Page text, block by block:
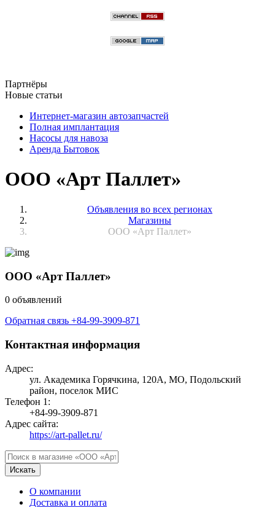
Партнёры
Новые статьи
Интернет-магазин автозапчастей
Полная имплантация
Насосы для навоза
Аренда Бытовок
ООО «Арт Паллет»
Объявления во всех регионах
Магазины
ООО «Арт Паллет»
ООО «Арт Паллет»
0 объявлений
Обратная связь +84-99-3909-871
Контактная информация
Адрес:
ул. Академика Горячкина, 120А, МО, Подольский
район, поселок МИС
Телефон 1:
+84-99-3909-871
Адрес сайта:
https://art-pallet.ru/
Искать
О компании
Доставка и оплата